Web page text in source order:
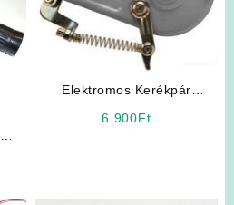
Elektromos Kerékpár
6 900Ft